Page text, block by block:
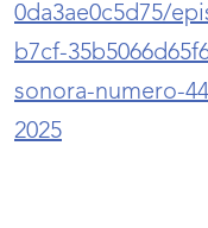
0da3ae0c5d75/
b7cf-
sonora-numero-
2025